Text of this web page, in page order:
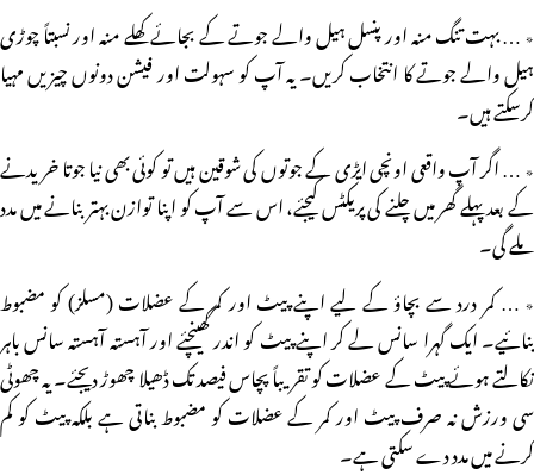
٭ … بہت تنگ منہ اور پنسل ہیل والے جوتے کے بجائے کھلے منہ اور نسبتاً چوڑی
ہیل والے جوتے کا انتخاب کریں۔ یہ آپ کو سہولت اور فیشن دونوں چیزیں مہیا
کرسکتے ہیں۔
٭ … اگر آپ واقعی اونچی ایڑی کے جوتوں کی شوقین ہیں تو کوئی بھی نیا جوتا خریدنے
کے بعد پہلے گھر میں چلنے کی پریکٹس کیجئے، اس سے آپ کو اپنا توازن بہتر بنانے میں مدد
ملے گی۔
٭ … کمر درد سے بچاؤ کے لیے اپنے پیٹ اور کمر کے عضلات (مسلز) کو مضبوط
بنائیے۔ ایک گہرا سانس لے کر اپنے پیٹ کو اندر کھینچئے اور آہستہ آہستہ سانس باہر
نکالتے ہوئے پیٹ کے عضلات کو تقریباً پچاس فیصد تک ڈھیلا چھوڑ دیجئے۔ یہ چھوٹی
سی ورزش نہ صرف پیٹ اور کمر کے عضلات کو مضبوط بناتی ہے بلکہ پیٹ کو کم
کرنے میں مدد دے سکتی ہے۔